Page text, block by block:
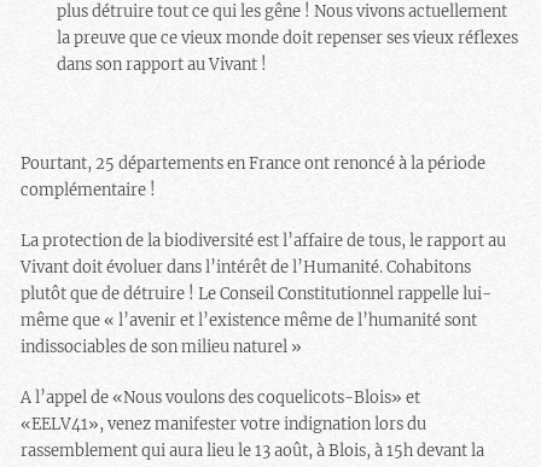
plus détruire tout ce qui les gêne ! Nous vivons actuellement
la preuve que ce vieux monde doit repenser ses vieux réflexes
dans son rapport au Vivant !
Pourtant, 25 départements en France ont renoncé à la période
complémentaire !
La protection de la biodiversité est l’affaire de tous, le rapport au
Vivant doit évoluer dans l’intérêt de l’Humanité. Cohabitons
plutôt que de détruire ! Le Conseil Constitutionnel rappelle lui-
même que «l’avenir et l’existence même de l’humanité sont
indissociables de son milieu naturel »
A l’appel de «Nous voulons des coquelicots-Blois» et
«EELV41», venez manifester votre indignation lors du
rassemblement qui aura lieu le 13 août, à Blois, à 15h devant la